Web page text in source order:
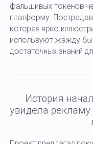
фальшивых токенов
платформу.
которая ярко
используют жажду
достаточных знаний
История
увидела рекламу